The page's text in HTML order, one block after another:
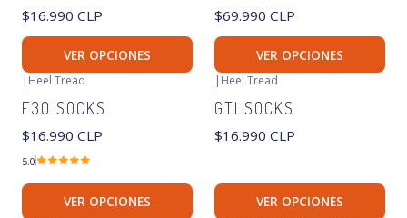
$16.990 CLP
VER OPCIONES
$69.990 CLP
VER OPCIONES
| Heel Tread
E30 SOCKS
$16.990 CLP
5.0
VER OPCIONES
| Heel Tread
GTI SOCKS
$16.990 CLP
VER OPCIONES